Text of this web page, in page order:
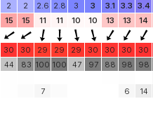
2 2 2.6 2.8 3 3 3.1 3.3 3.4
15
15 11 11 10 10 13 13 14
30 30 29 29 29 30 30 30 30
44
83 100
7
100 47 97 88 98
6
98
14